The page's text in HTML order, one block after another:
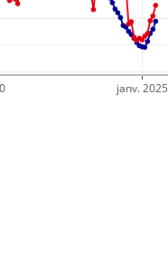
janv. 2025